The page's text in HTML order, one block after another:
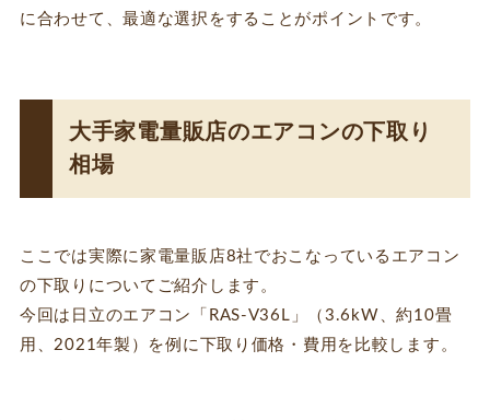
に合わせて、最適な選択をすることがポイントです。
大手家電量販店のエアコンの下取り
相場
ここでは実際に家電量販店8社でおこなっているエアコン
の下取りについてご紹介します。
今回は日立のエアコン「RAS-V36L」（3.6kW、約10畳
用、2021年製）を例に下取り価格・費用を比較します。